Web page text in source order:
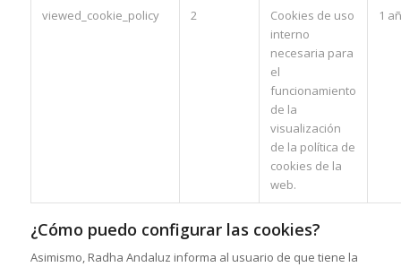
viewed_cookie_policy 2
Cookies de uso
interno
necesaria para
el
funcionamiento
de la
visualización
de la política de
cookies de la
web.
1
¿Cómo puedo configurar las cookies?
Asimismo, Radha Andaluz informa al usuario de que tiene la